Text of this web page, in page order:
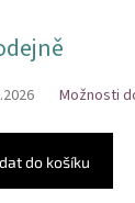
Možnosti
do košíku